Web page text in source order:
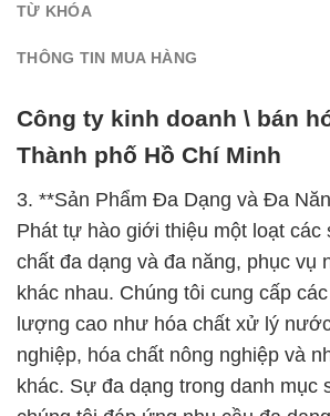
TỪ KHÓA
THÔNG TIN MUA HÀNG
Công ty kinh doanh \ bán
Thành phố Hồ Chí Minh
3. **Sản Phẩm Đa Dạng và Đa
Phát tự hào giới thiệu một loạt các
chất đa dạng và đa năng, phục vụ
khác nhau. Chúng tôi cung cấp
lượng cao như hóa chất xử lý
nghiệp, hóa chất nông nghiệp và
khác. Sự đa dạng trong danh mục